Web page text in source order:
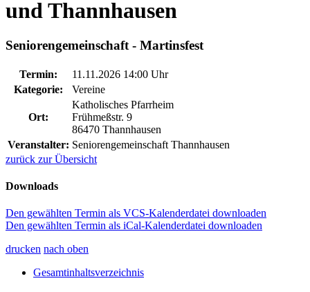
und Thannhausen
Seniorengemeinschaft - Martinsfest
Termin:
11.11.2026 14:00 Uhr
Kategorie:
Vereine
Ort:
Katholisches Pfarrheim
Frühmeßstr. 9
86470 Thannhausen
Veranstalter: Seniorengemeinschaft Thannhausen
zurück zur Übersicht
Downloads
Den gewählten Termin als VCS-Kalenderdatei downloaden
Den gewählten Termin als iCal-Kalenderdatei downloaden
drucken nach oben
Gesamtinhaltsverzeichnis